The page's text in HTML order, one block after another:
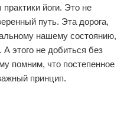
йоги. Это не
путь. Эта дорога,
нашему состоянию,
этого не добиться без
помним, что постепенное
принцип.